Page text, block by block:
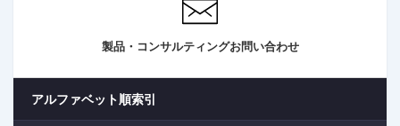
製品・コンサルティングお問い合わせ
アルファベット順索引